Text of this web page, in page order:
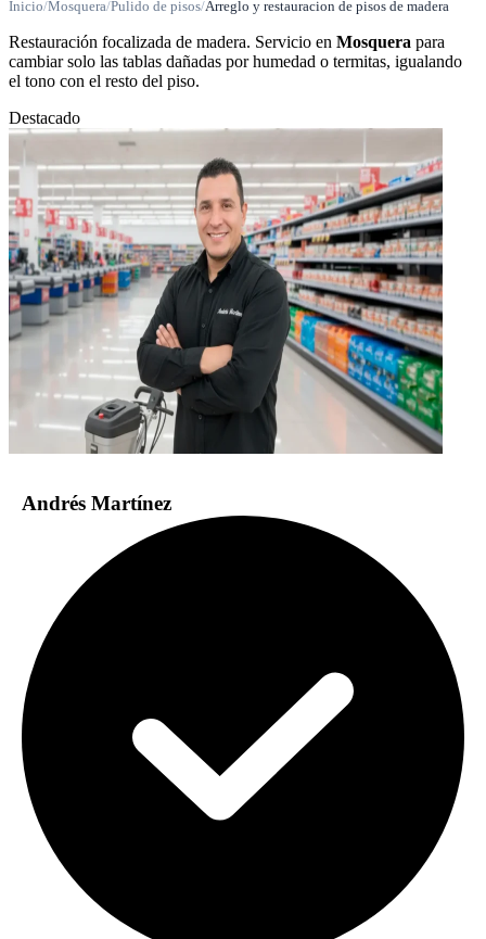
Inicio/Mosquera/Pulido de pisos/Arreglo y restauracion de pisos de madera
Restauración focalizada de madera. Servicio en Mosquera para
cambiar solo las tablas dañadas por humedad o termitas, igualando
el tono con el resto del piso.
Destacado
Andrés Martínez